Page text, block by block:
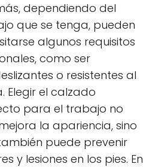
dependiendo del
que se tenga, pueden
algunos requisitos
como ser
o resistentes al
Elegir el calzado
para el trabajo no
la apariencia, sino
puede prevenir
y lesiones en los pies. En